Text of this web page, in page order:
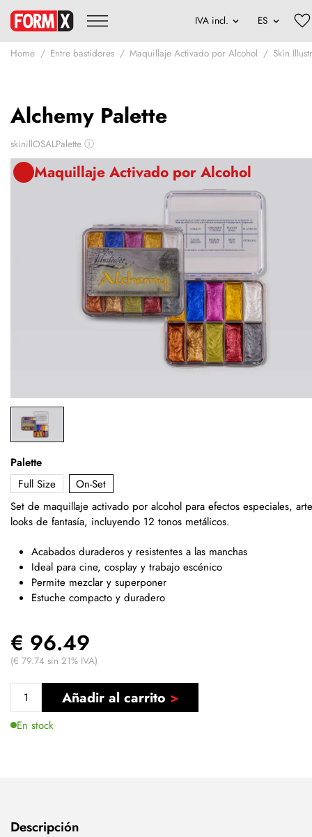
Home Entre bastidores Maquillaje Activado por Alcohol Skin
Alchemy Palette
skinillOSALPalette ⓘ
Maquillaje Activado por Alcohol
Palette
Full Size
On-Set
Set de maquillaje activado por alcohol para efectos especiales,
looks de fantasía, incluyendo 12 tonos metálicos.
Acabados duraderos y resistentes a las manchas
Ideal para cine, cosplay y trabajo escénico
Permite mezclar y superponer
Estuche compacto y duradero
€ 96.49
(€ 79.74 sin 21% IVA)
Añadir al carrito
En stock
Descripción